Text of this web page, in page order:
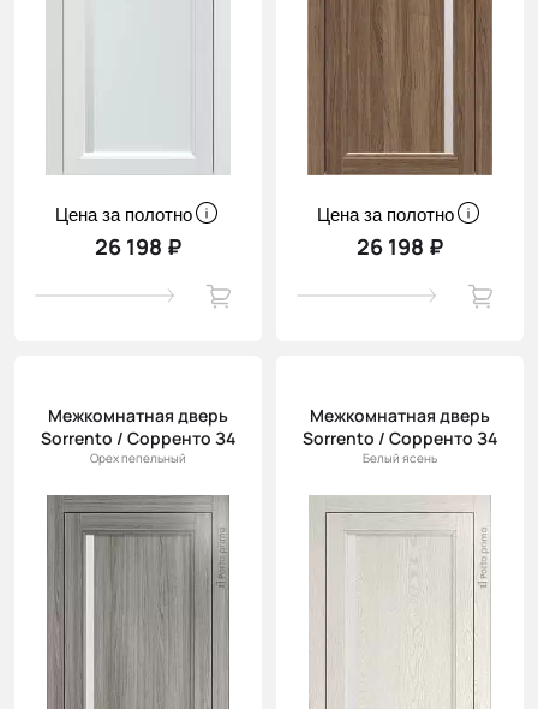
Цена за полотно
26 198 ₽
Цена за полотно
26 198 ₽
Межкомнатная дверь
Sorrento / Сорренто З4
Орех пепельный
Межкомнатная дверь
Sorrento / Сорренто З4
Белый ясень